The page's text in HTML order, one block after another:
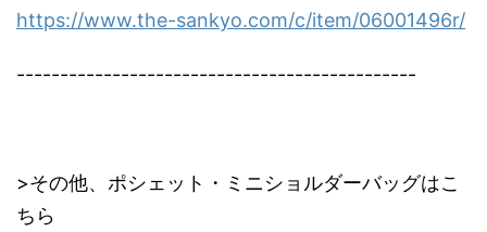
https://www.the-sankyo.com/c/item/06001496r/
----------------------------------------------
>その他、ポシェット・ミニショルダーバッグはこ
ちら